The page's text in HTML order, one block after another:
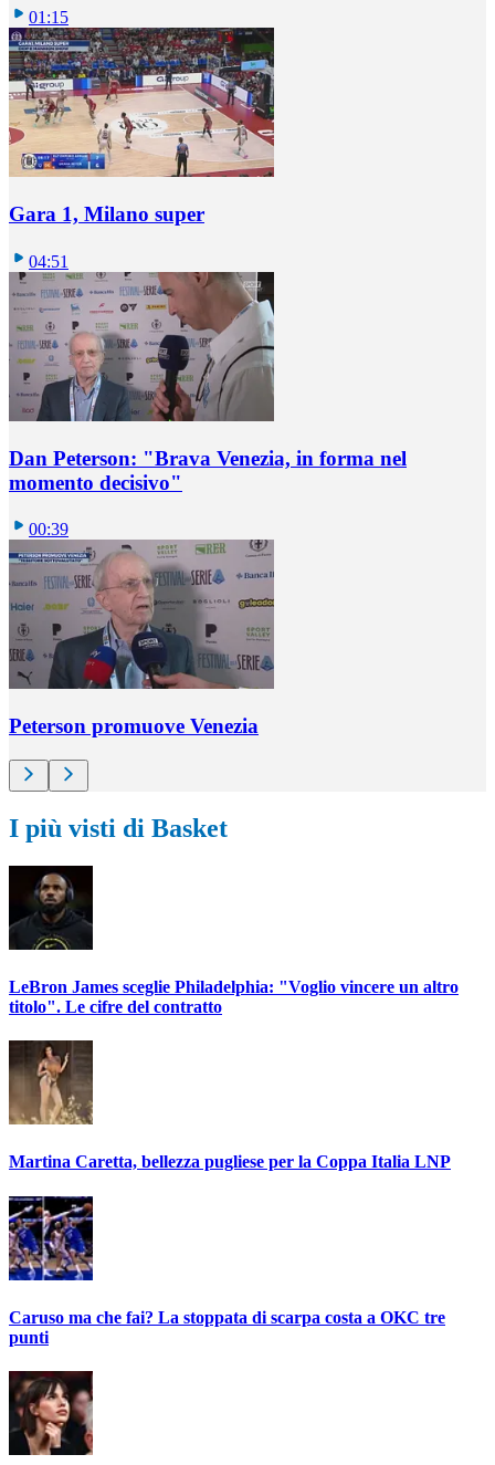
01:15
Gara 1, Milano super
04:51
Dan Peterson: "Brava Venezia, in forma nel
momento decisivo"
00:39
Peterson promuove Venezia
I più visti di Basket
LeBron James sceglie Philadelphia: "Voglio vincere un altro
titolo". Le cifre del contratto
Martina Caretta, bellezza pugliese per la Coppa Italia LNP
Caruso ma che fai? La stoppata di scarpa costa a OKC tre
punti